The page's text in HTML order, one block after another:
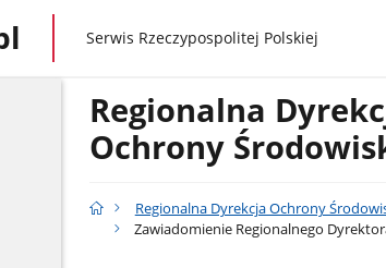
gov.pl
Serwis Rzeczypospolitej Polskiej
Regionalna
Ochrony
Regionalna Dyrekcja Ochrony
Zawiadomienie Regionalnego